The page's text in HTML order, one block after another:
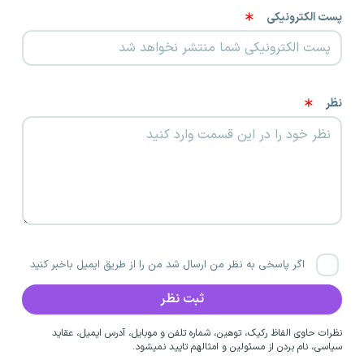
پست الکترونیکی
نظر
اگر پاسخی به نظر من ارسال شد من را از طریق ایمیل باخبر کنید
نظرات حاوی الفاظ رکیک، توهین، شماره تلفن و موبایل، آدرس ایمیل، عقاید
سیاسی، نام بردن از مسئولین و امثالهم تایید نمیشود.